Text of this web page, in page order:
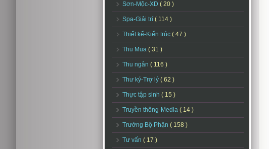
Sơn-Mộc-XD ( 20 )
Spa-Giải trí ( 114 )
Thiết kế-Kiến trúc ( 47 )
Thu Mua ( 31 )
Thu ngân ( 116 )
Thư ký-Trợ lý ( 62 )
Thực tập sinh ( 15 )
Truyền thông-Media ( 14 )
Trưởng Bộ Phận ( 158 )
Tư vấn ( 17 )